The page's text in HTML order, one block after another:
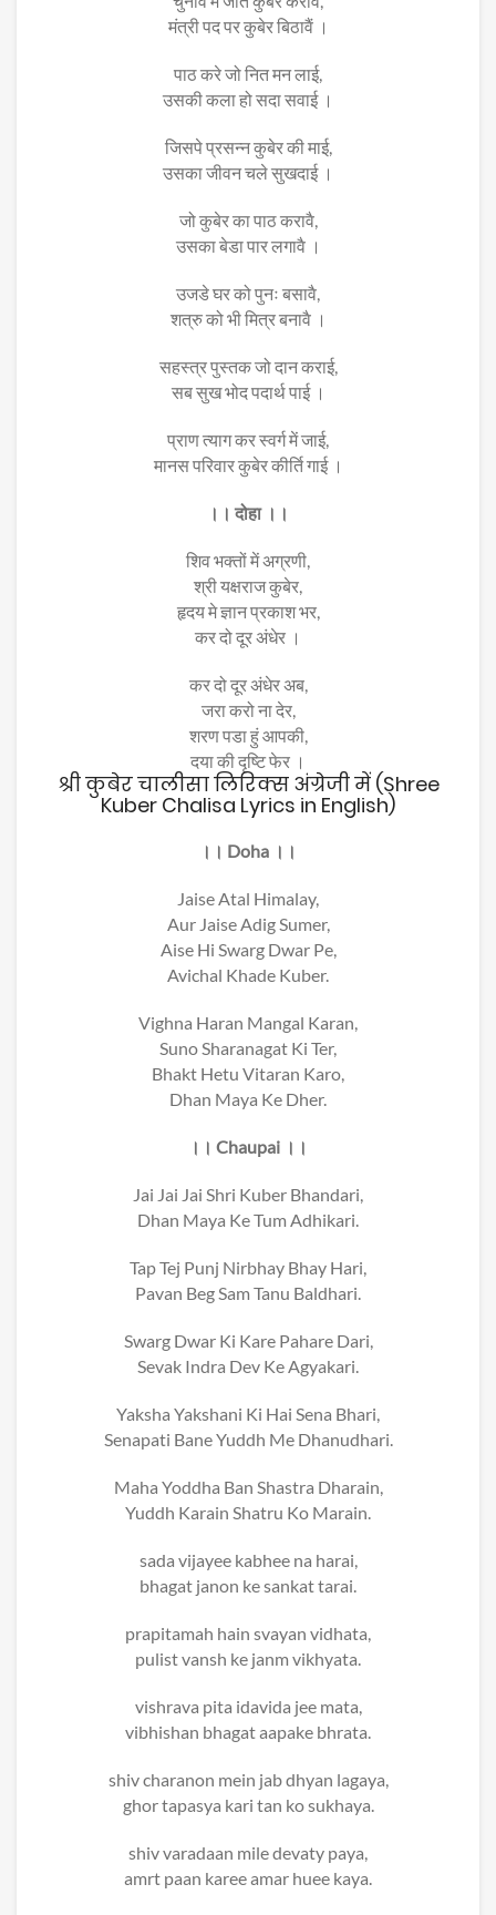
मंत्री पद पर कुबेर बिठावैं ।
पाठ करे जो नित मन लाई,
उसकी कला हो सदा सवाई ।
जिसपे प्रसन्न कुबेर की माई,
उसका जीवन चले सुखदाई ।
जो कुबेर का पाठ करावै,
उसका बेडा पार लगावै ।
उजडे घर को पुनः बसावै,
शत्रु को भी मित्र बनावै ।
सहस्त्र पुस्तक जो दान कराई,
सब सुख भोद पदार्थ पाई ।
प्राण त्याग कर स्वर्ग में जाई,
मानस परिवार कुबेर कीर्ति गाई ।
।। दोहा ।।
शिव भक्तों में अग्रणी,
श्री यक्षराज कुबेर,
हृदय मे ज्ञान प्रकाश भर,
कर दो दूर अंधेर ।
कर दो दूर अंधेर अब,
जरा करो ना देर,
शरण पडा हुं आपकी,
दया की दृष्टि फेर ।
श्री कुबेर चालीसा लिरिक्स अंग्रेजी में (Shree
Kuber Chalisa Lyrics in English)
।। Doha ।।
Jaise Atal Himalay,
Aur Jaise Adig Sumer,
Aise Hi Swarg Dwar Pe,
Avichal Khade Kuber.
Vighna Haran Mangal Karan,
Suno Sharanagat Ki Ter,
Bhakt Hetu Vitaran Karo,
Dhan Maya Ke Dher.
।। Chaupai ।।
Jai Jai Jai Shri Kuber Bhandari,
Dhan Maya Ke Tum Adhikari.
Tap Tej Punj Nirbhay Bhay Hari,
Pavan Beg Sam Tanu Baldhari.
Swarg Dwar Ki Kare Pahare Dari,
Sevak Indra Dev Ke Agyakari.
Yaksha Yakshani Ki Hai Sena Bhari,
Senapati Bane Yuddh Me Dhanudhari.
Maha Yoddha Ban Shastra Dharain,
Yuddh Karain Shatru Ko Marain.
sada vijayee kabhee na harai,
bhagat janon ke sankat tarai.
prapitamah hain svayan vidhata,
pulist vansh ke janm vikhyata.
vishrava pita idavida jee mata,
vibhishan bhagat aapake bhrata.
shiv charanon mein jab dhyan lagaya,
ghor tapasya kari tan ko sukhaya.
shiv varadaan mile devaty paya,
amrt paan karee amar huee kaya.